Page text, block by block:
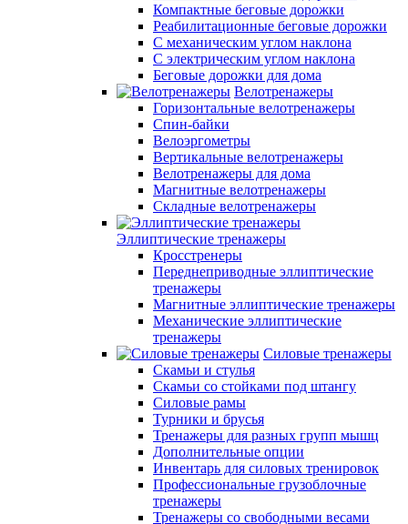
Компактные беговые дорожки
Реабилитационные беговые дорожки
С механическим углом наклона
С электрическим углом наклона
Беговые дорожки для дома
Велотренажеры
Горизонтальные велотренажеры
Спин-байки
Велоэргометры
Вертикальные велотренажеры
Велотренажеры для дома
Магнитные велотренажеры
Складные велотренажеры
Эллиптические тренажеры
Кросстренеры
Переднеприводные эллиптические
тренажеры
Магнитные эллиптические тренажеры
Механические эллиптические
тренажеры
Силовые тренажеры
Скамьи и стулья
Скамьи со стойками под штангу
Силовые рамы
Турники и брусья
Тренажеры для разных групп мышц
Дополнительные опции
Инвентарь для силовых тренировок
Профессиональные грузоблочные
тренажеры
Тренажеры со свободными весами